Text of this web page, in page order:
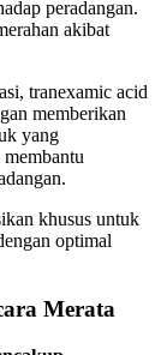
peradangan.
akibat
tranexamic acid
memberikan
yang
membantu
khusus untuk
optimal
Merata